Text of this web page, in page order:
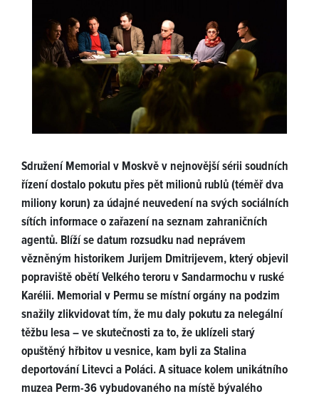
Sdružení Memorial v Moskvě v nejnovější sérii soudních
řízení dostalo pokutu přes pět milionů rublů (téměř dva
miliony korun) za údajné neuvedení na svých sociálních
sítích informace o zařazení na seznam zahraničních
agentů. Blíží se datum rozsudku nad neprávem
vězněným historikem Jurijem Dmitrijevem, který objevil
popraviště obětí Velkého teroru v Sandarmochu v ruské
Karélii. Memorial v Permu se místní orgány na podzim
snažily zlikvidovat tím, že mu daly pokutu za nelegální
těžbu lesa – ve skutečnosti za to, že uklízeli starý
opuštěný hřbitov u vesnice, kam byli za Stalina
deportování Litevci a Poláci. A situace kolem unikátního
muzea Perm-36 vybudovaného na místě bývalého